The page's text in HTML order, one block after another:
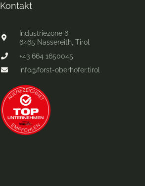
Kontakt
Industriezone 6
6465 Nassereith, Tirol
+43 664 1650045
info@forst-oberhofer.tirol